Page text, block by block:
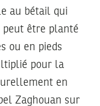
au bétail qui
peut être planté
ou en pieds
pour la
en
Zaghouan sur